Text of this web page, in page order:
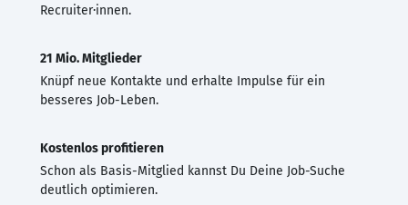
Recruiter·innen.
21 Mio. Mitglieder
Knüpf neue Kontakte und erhalte Impulse für ein
besseres Job-Leben.
Kostenlos profitieren
Schon als Basis-Mitglied kannst Du Deine Job-Suche
deutlich optimieren.